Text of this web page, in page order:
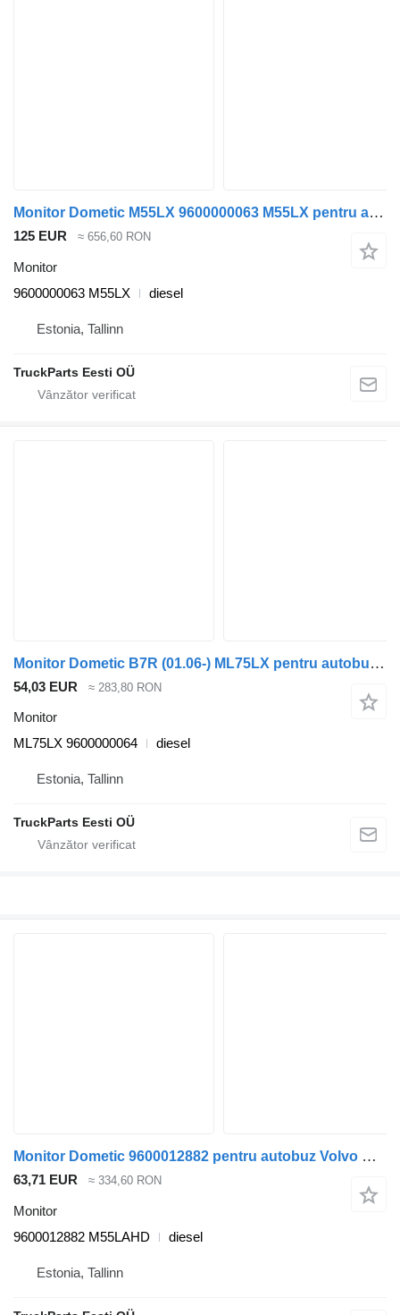
Monitor Dometic M55LX 9600000063 M55LX pentru autobuz Volvo B7, B8, B9, B12 bus (2005-)
125 EUR ≈ 656,60 RON
Monitor
9600000063 M55LX
diesel
Estonia, Tallinn
TruckParts Eesti OÜ
Monitor Dometic B7R (01.06-) ML75LX pentru autobuz Volvo B7, B8, B9, B12 bus (2005-)
54,03 EUR ≈ 283,80 RON
Monitor
ML75LX 9600000064
diesel
Estonia, Tallinn
TruckParts Eesti OÜ
Monitor Dometic 9600012882 pentru autobuz Volvo B7, B8, B9, B12 bus (2005-)
63,71 EUR ≈ 334,60 RON
Monitor
9600012882 M55LAHD
diesel
Estonia, Tallinn